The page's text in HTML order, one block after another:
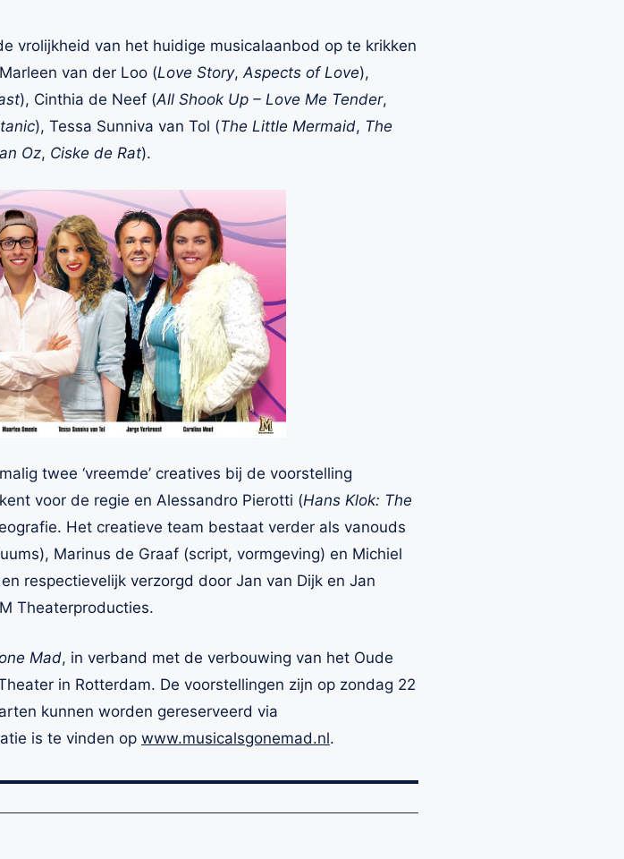
vrolijkheid van het huidige musicalaanbod op te krikken
van der Loo (Love Story,Aspects of Love),
), Cinthia de Neef (All Shook Up – Love Me Tender,
), Tessa Sunniva van Tol (The Little Mermaid, The
Oz, Ciske de Rat).
twee ‘vreemde’ creatives bij de voorstelling
voor de regie en Alessandro Pierotti (Hans Klok: The
Het creatieve team bestaat verder als vanouds
Marinus de Graaf (script, vormgeving) en Michiel
respectievelijk verzorgd door Jan van Dijk en Jan
Theaterproducties.
Mad, in verband met de verbouwing van het Oude
in Rotterdam. De voorstellingen zijn op zondag 22
kunnen worden gereserveerd via
is te vinden op www.musicalsgonemad.nl.